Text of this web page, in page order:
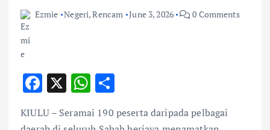
Ezmie Negeri,Rencam June 3, 2026 0 Comments
F
e
X W
h
at ar
KIULU – Seramai 190 peserta daripada pelbagai